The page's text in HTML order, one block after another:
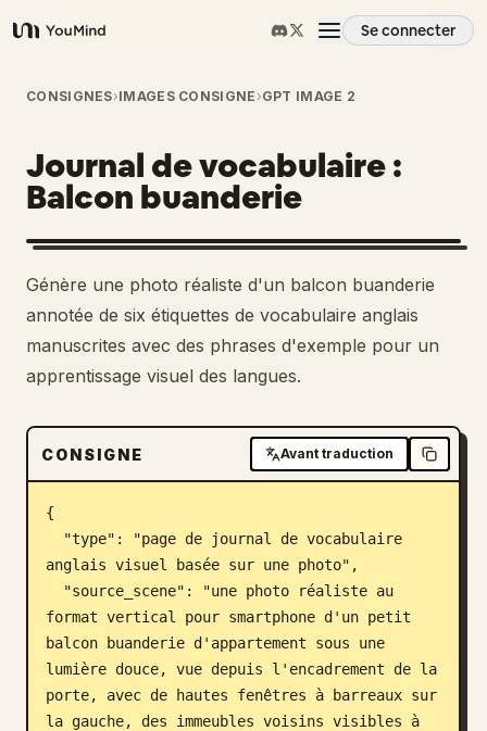
YouMind
Se connecter
Aperçu
Cas d'usage
Compétences
Invites
Tarifs
Télécharger
Blog
Mises à jour
CONSIGNES›IMAGES CONSIGNE ›GPT IMAGE 2
Journal de vocabulaire :
Balcon buanderie
Génère une photo réaliste d'un balcon buanderie
annotée de six étiquettes de vocabulaire anglais
manuscrites avec des phrases d'exemple pour un
apprentissage visuel des langues.
CONSIGNE Avant traduction
{
anglais visuel basée sur une photo",
format vertical pour smartphone d'un petit
balcon buanderie d'appartement sous une
lumière douce, vue depuis l'encadrement de la
porte, avec de hautes fenêtres à barreaux sur
la gauche, des immeubles voisins visibles à